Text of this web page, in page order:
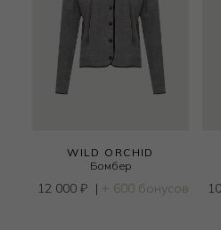
WILD ORCHID
Бомбер
12 000 ₽ | + 600 бонусов